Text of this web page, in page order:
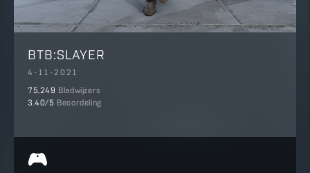
BTB:SLAYER
4-11-2021
75,249 Bladwijzers
3.40/5 Beoordeling